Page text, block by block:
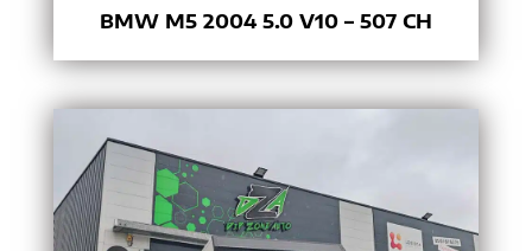
BMW M5 2004 5.0 V10 – 507 CH